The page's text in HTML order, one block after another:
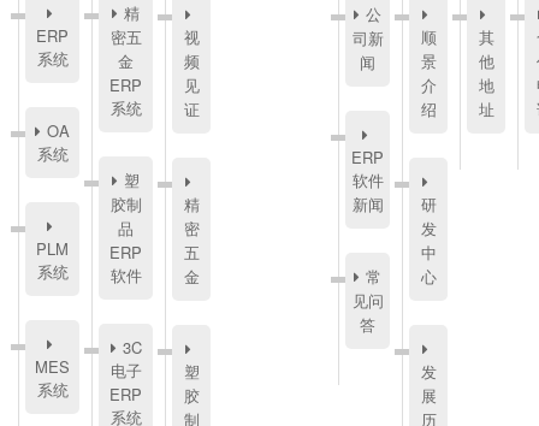
ERP
系统
OA
系统
PLM
系统
MES
系统
精
密五
金
ERP
系统
塑
胶制
品
ERP
软件
3C
电子
ERP
系统
视
频
见
证
精
密
五
金
塑
胶
制
公
司新
闻
ERP
软件
新闻
常
见问
答
顺
景
介
绍
研
发
中
心
发
展
历
其
他
地
址